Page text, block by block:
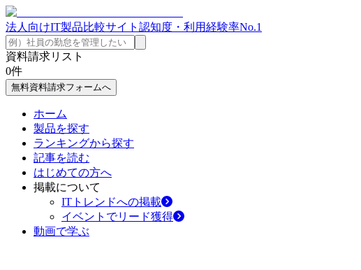
法人向けIT製品比較サイト 認知度・利用経験率No.1
資料請求リスト
0件
無料資料請求フォームへ
ホーム
製品を探す
ランキングから探す
記事を読む
はじめての方へ
掲載について
ITトレンドへの掲載
イベントでリード獲得
動画で学ぶ